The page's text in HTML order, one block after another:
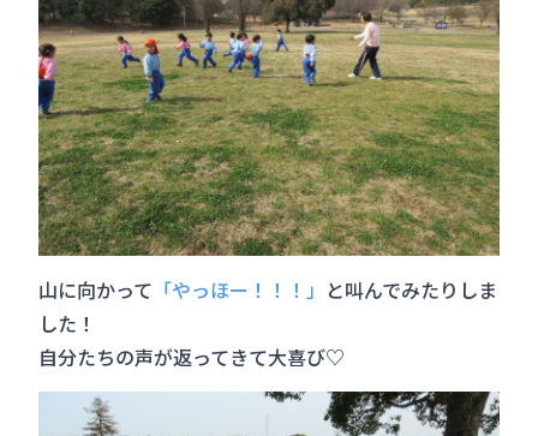
山に向かって 「やっほー！！！」 と叫んでみたりしま
した！
自分たちの声が返ってきて大喜び♡